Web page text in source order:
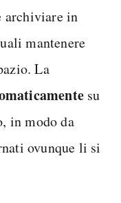
archiviare in
mantenere
La
su
in modo da
ovunque li si